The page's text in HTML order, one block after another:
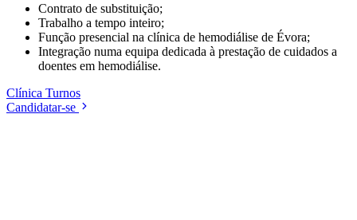
Contrato de substituição;
Trabalho a tempo inteiro;
Função presencial na clínica de hemodiálise de Évora;
Integração numa equipa dedicada à prestação de cuidados a
doentes em hemodiálise.
Clínica Turnos
Candidatar-se